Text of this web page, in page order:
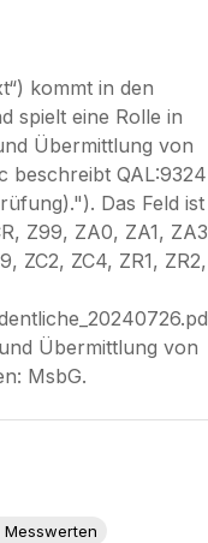
kommt in den
spielt eine Rolle in
Übermittlung von
beschreibt QAL:9324
Das Feld ist
Z99, ZA0, ZA1,
ZC2, ZC4, ZR1, ZR2,
Übermittlung von
MsbG.